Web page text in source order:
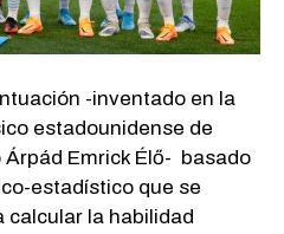
-inventado en la
estadounidense de
Emrick Élő- basado
estadístico que se
calcular la habilidad